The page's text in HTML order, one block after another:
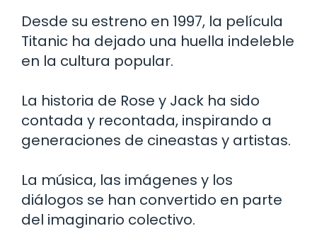
Desde su estreno en 1997, la película
Titanic ha dejado una huella indeleble
en la cultura popular.
La historia de Rose y Jack ha sido
contada y recontada, inspirando a
generaciones de cineastas y artistas.
La música, las imágenes y los
diálogos se han convertido en parte
del imaginario colectivo.